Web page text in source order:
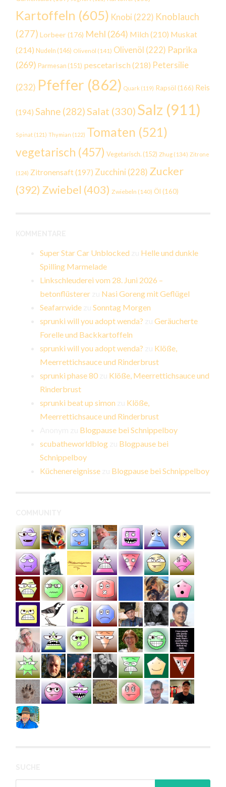
Kartoffeln (605) Knobi (222) Knoblauch
(277) Lorbeer (176) Mehl (264) Milch (210) Muskat
(214) Nudeln (146) Olivenöl (141) Olivenöl (222) Paprika
(269) Parmesan (151) pescetarisch (218) Petersilie
(232) Pfeffer (862) Quark (119) Rapsöl (166) Reis
(194) Sahne (282)Salat (330) Salz (911)
Spinat (121) Thymian (122) Tomaten (521)
vegetarisch (457) Vegetarisch. (152) Zhug (134) Zitrone
(124) Zitronensaft(197) Zucchini (228) Zucker
(392) Zwiebel (403) Zwiebeln (140) Öl (160)
Super Star Car Unblocked
Helle und dunkle
Spilling Marmelade
Linkschleuderei vom 28. Juni 2026 –
betonflüsterer
Nasi Goreng mit Geflügel
Seafarrwide zuSonntag Morgen
sprunki will you adopt wenda? zuGeräucherte
Forelle und Backkartoffeln
sprunki will you adopt wenda?
Klöße,
Meerrettichsauce und Rinderbrust
sprunki phase 80
Klöße, Meerrettichsauce und
Rinderbrust
sprunki beat up simon
Klöße,
Meerrettichsauce und Rinderbrust
Blogpause bei Schnippelboy
scubatheworldblog
Blogpause bei
Schnippelboy
Küchenereignisse
Blogpause bei Schnippelboy